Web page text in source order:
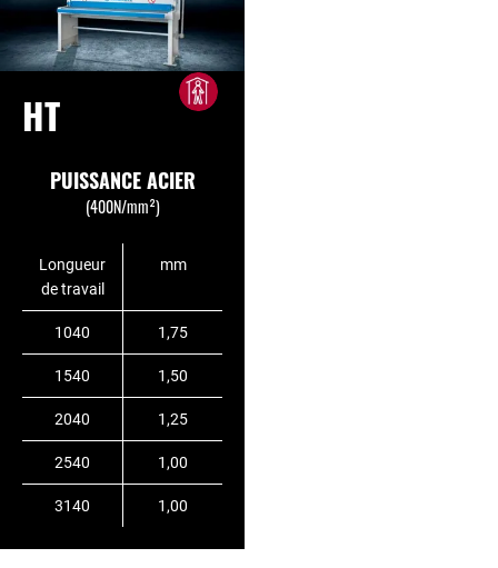
HT
PUISSANCE ACIER
(400N/mm²)
Longueur
de travail
mm
1040 1,75
1540 1,50
2040 1,25
2540 1,00
3140 1,00